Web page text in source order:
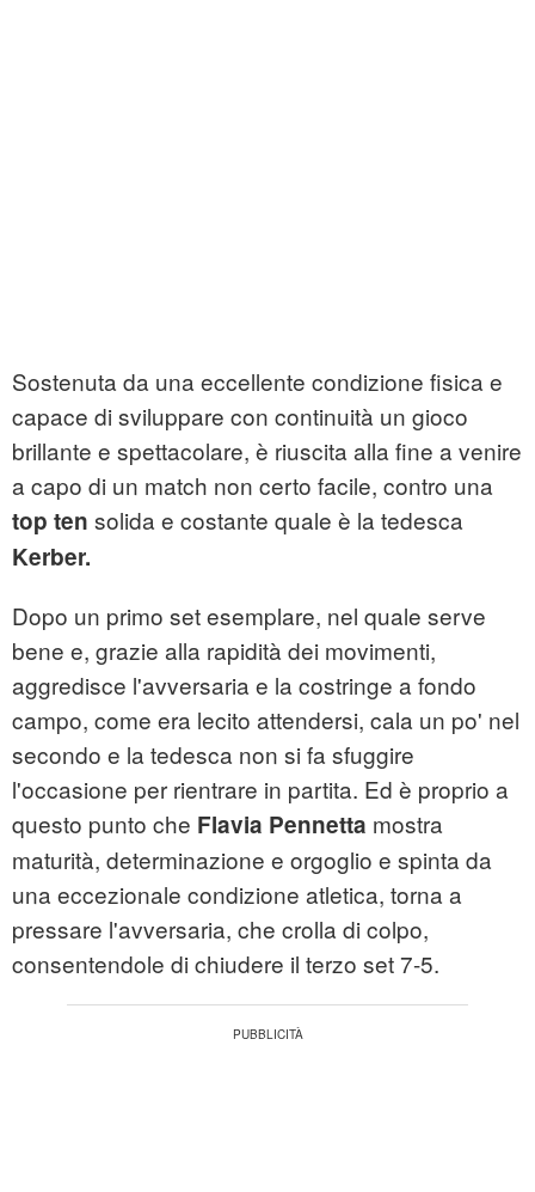
Sostenuta da una eccellente condizione fisica e
capace di sviluppare con continuità un gioco
brillante e spettacolare, è riuscita alla fine a venire
a capo di un match non certo facile, contro una
top ten solida e costante quale è la tedesca
Kerber.
Dopo un primo set esemplare, nel quale serve
bene e, grazie alla rapidità dei movimenti,
aggredisce l'avversaria e la costringe a fondo
campo, come era lecito attendersi, cala un po' nel
secondo e la tedesca non si fa sfuggire
l'occasione per rientrare in partita. Ed è proprio a
questo punto che Flavia Pennetta mostra
maturità, determinazione e orgoglio e spinta da
una eccezionale condizione atletica, torna a
pressare l'avversaria, che crolla di colpo,
consentendole di chiudere il terzo set 7-5.